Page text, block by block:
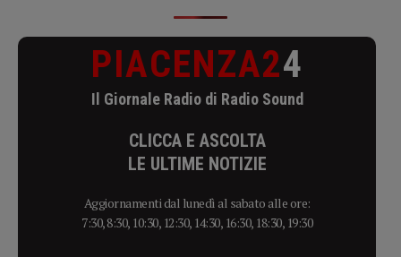
PIACENZA24
Il Giornale Radio di Radio Sound
CLICCA E ASCOLTA
LE ULTIME NOTIZIE
Aggiornamenti dal lunedì al sabato alle ore:
7:30, 8:30, 10:30, 12:30, 14:30, 16:30, 18:30, 19:30